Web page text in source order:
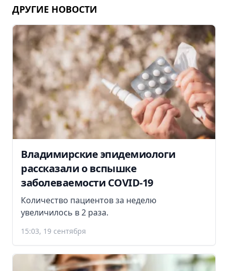
ДРУГИЕ НОВОСТИ
Владимирские эпидемиологи
рассказали о вспышке
заболеваемости COVID-19
Количество пациентов за неделю
увеличилось в 2 раза.
15:03, 19 сентября